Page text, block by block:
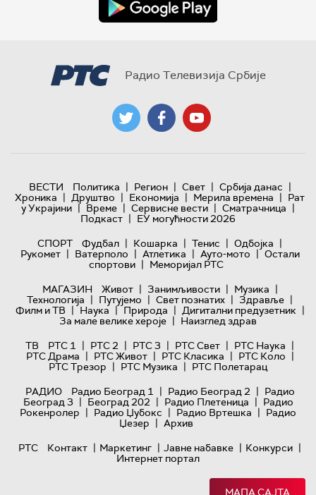
Радио Телевизија Србије
ВЕСТИ Политика | Регион | Свет | Србија данас |
Хроника | Друштво | Економија | Мерила времена | Рат
у Украјини | Време | Сервисне вести | Сматрачница |
Подкаст | ЕУ могућности 2026
СПОРТ
Фудбал | Кошарка | Тенис | Одбојка |
Рукомет | Ватерполо | Атлетика | Ауто-мото | Остали
спортови | Меморијал РТС
МАГАЗИН
Живот | Занимљивости | Музика |
Технологијa | Путујемо | Свет познатих | Здравље |
Филм и ТВ | Наука | Природа | Дигитални предузетник |
За мале велике хероје | Наизглед здрав
ТВ
РТС 1 | РТС 2 | РТС 3 | РТС Свет | РТС Наука |
РТС Драма | РТС Живот | РТС Класика | РТС Коло |
РТС Трезор | РТС Музика | РТС Полетарац
РАДИО
Радио Београд 1 | Радио Београд 2 | Радио
Београд 3 | Београд 202 | Радио Плетеница | Радио
Рокенролер | Радио Џубокс | Радио Вртешка | Радио
Џезер | Архив
РТС
Контакт | Маркетинг | Јавне набавке | Конкурси |
Интернет портал
МАПА САЈТА